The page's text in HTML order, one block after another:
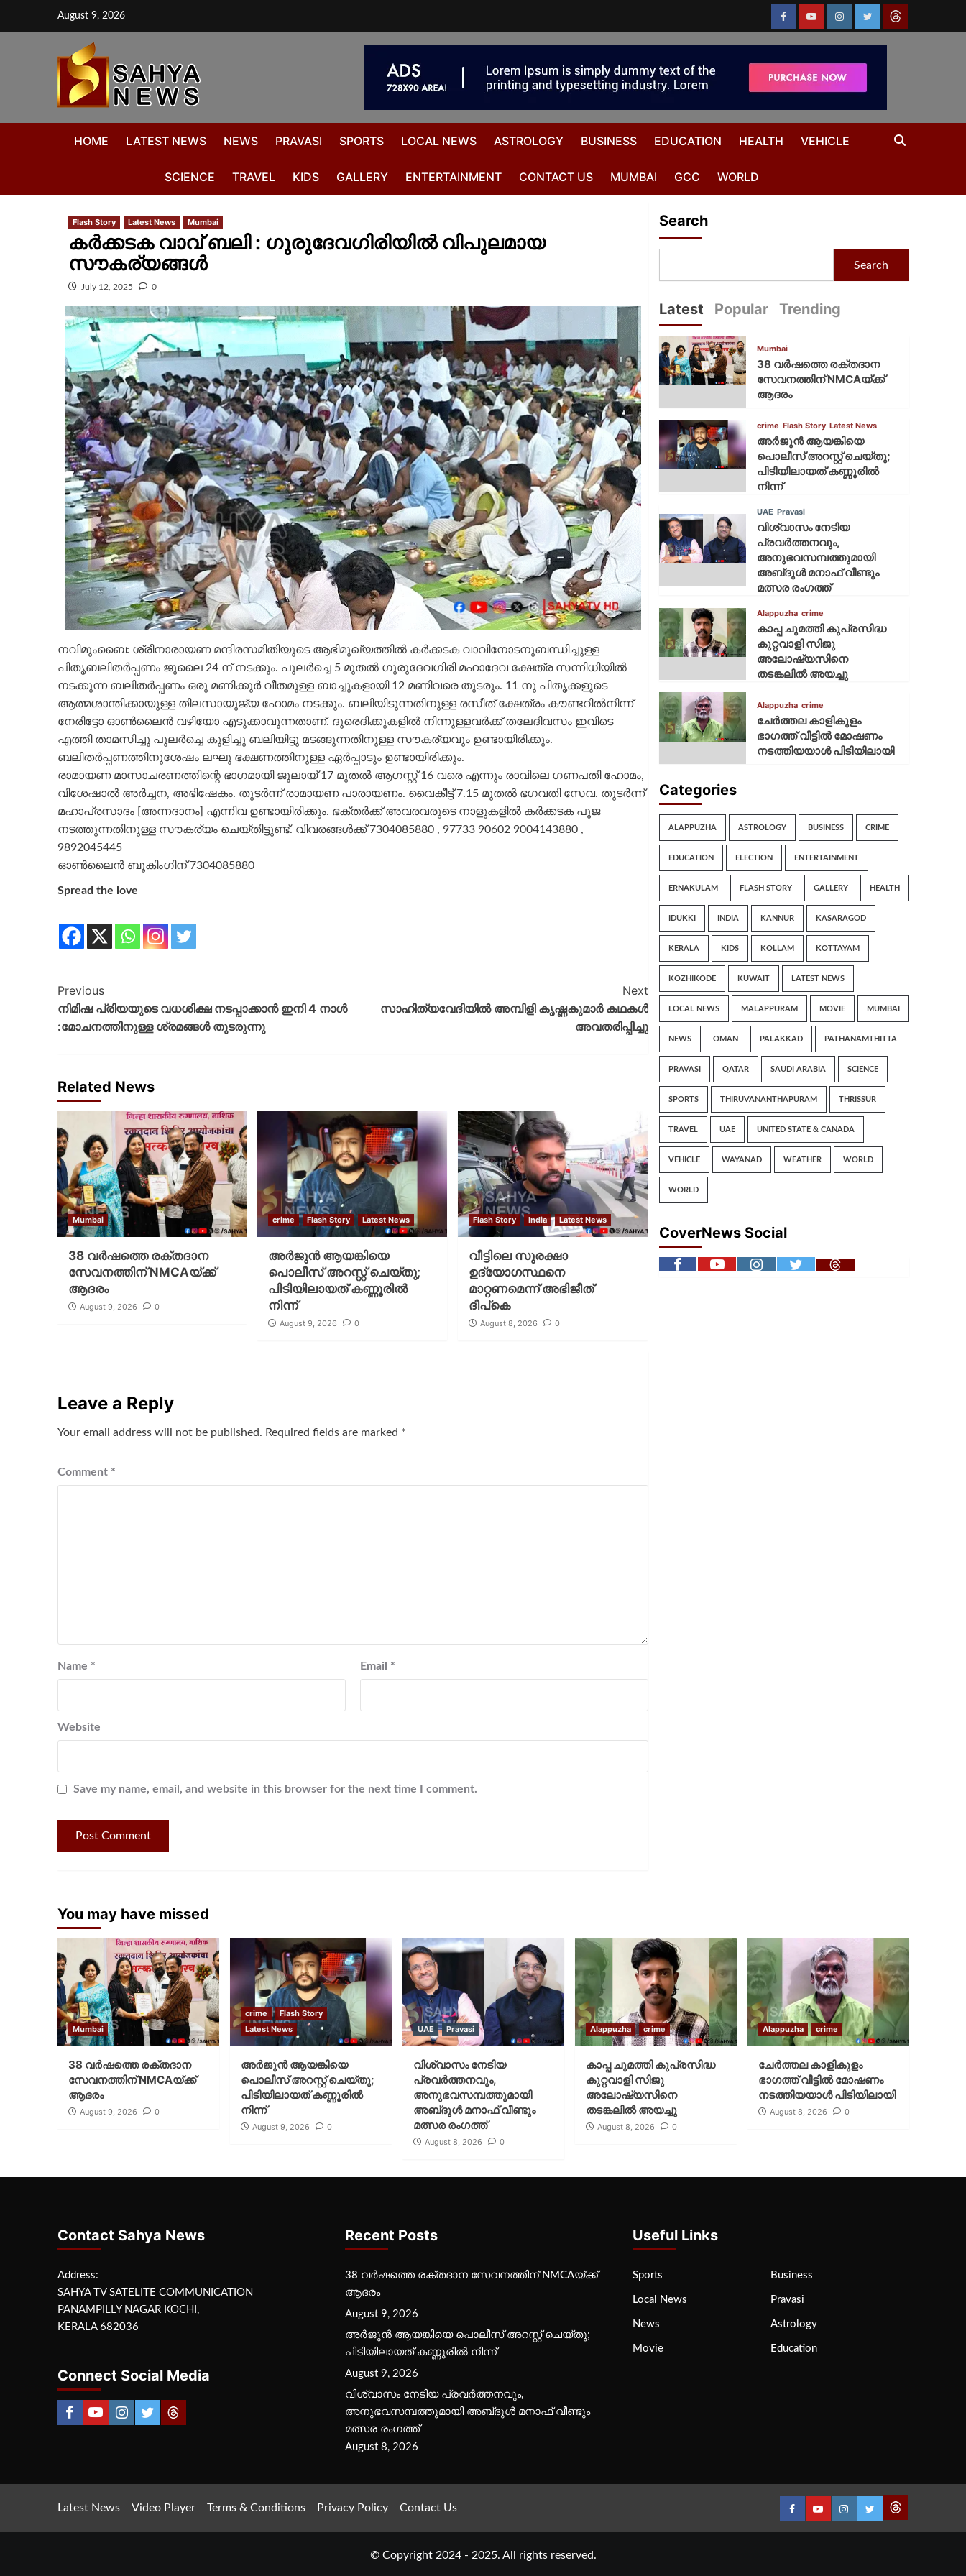
August 9, 2026
HOME LATEST NEWS NEWS PRAVASI SPORTS LOCAL NEWS ASTROLOGY BUSINESS EDUCATION HEALTH VEHICLE
SCIENCE TRAVEL KIDS GALLERY ENTERTAINMENT CONTACT US MUMBAI GCC WORLD
Flash Story Latest News Mumbai
കർക്കടക വാവ് ബലി : ഗുരുദേവഗിരിയിൽ വിപുലമായ
സൗകര്യങ്ങൾ
July 12, 2025 0
നവിമുംബൈ: ശ്രീനാരായണ മന്ദിരസമിതിയുടെ ആഭിമുഖ്യത്തിൽ കർക്കടക വാവിനോടനുബന്ധിച്ചുള്ള
പിതൃബലിതർപ്പണം ജൂലൈ 24 ന് നടക്കും. പുലർച്ചെ 5 മുതൽ ഗുരുദേവഗിരി മഹാദേവ ക്ഷേത്ര സന്നിധിയിൽ
നടക്കുന്ന ബലിതർപ്പണം ഒരു മണിക്കൂർ വീതമുള്ള ബാച്ചുകളായി 12 മണിവരെ തുടരും. 11 നു പിതൃക്കളുടെ
ആത്മശാന്തിക്കായുള്ള തിലസായൂജ്യ ഹോമം നടക്കും. ബലിയിടുന്നതിനുള്ള രസീത് ക്ഷേത്രം കൗണ്ടറിൽനിന്ന്
നേരിട്ടോ ഓൺലൈൻ വഴിയോ എടുക്കാവുന്നതാണ്. ദൂരെദിക്കുകളിൽ നിന്നുള്ളവർക്ക് തലേദിവസം ഇവിടെ
എത്തി താമസിച്ചു പുലർച്ചെ കുളിച്ചു ബലിയിട്ടു മടങ്ങുന്നതിനുള്ള സൗകര്യവും ഉണ്ടായിരിക്കും.
ബലിതർപ്പണത്തിനുശേഷം ലഘു ഭക്ഷണത്തിനുള്ള ഏർപ്പാടും ഉണ്ടായിരിക്കും.
രാമായണ മാസാചരണത്തിന്റെ ഭാഗമായി ജൂലായ് 17 മുതൽ ആഗസ്റ്റ് 16 വരെ എന്നും രാവിലെ ഗണപതി ഹോമം,
വിശേഷാൽ അർച്ചന, അഭിഷേകം. തുടർന്ന് രാമായണ പാരായണം. വൈകീട്ട് 7.15 മുതൽ ഭഗവതി സേവ. തുടർന്ന്
മഹാപ്രസാദം [അന്നദാനം] എന്നിവ ഉണ്ടായിരിക്കും. ഭക്തർക്ക് അവരവരുടെ നാളുകളിൽ കർക്കടക പൂജ
നടത്തുന്നതിനുള്ള സൗകര്യം ചെയ്തിട്ടുണ്ട്. വിവരങ്ങൾക്ക് 7304085880 , 97733 90602 9004143880 ,
9892045445
ഓൺലൈൻ ബൂകിംഗിന് 7304085880
Spread the love
Previous
നിമിഷ പ്രിയയുടെ വധശിക്ഷ നടപ്പാക്കാന്‍ ഇനി 4 നാള്‍
:മോചനത്തിനുള്ള ശ്രമങ്ങൾ തുടരുന്നു
Next
സാഹിത്യവേദിയിൽ അമ്പിളി കൃഷ്ണകുമാർ കഥകൾ
അവതരിപ്പിച്ചു
Related News
Mumbai
38 വർഷത്തെ രക്തദാന
സേവനത്തിന് NMCAയ്ക്ക്
ആദരം
August 9, 2026 0
crime Flash Story Latest News
അർജുൻ ആയങ്കിയെ
പൊലീസ് അറസ്റ്റ് ചെയ്‌തു;
പിടിയിലായത് കണ്ണൂരിൽ
നിന്ന്
August 9, 2026 0
Flash Story India Latest News
വീട്ടിലെ സുരക്ഷാ
ഉദ്യോഗസ്ഥനെ
മാറ്റണമെന്ന് അഭിജീത്
ദീപ്‌കെ
August 8, 2026 0
Leave a Reply
Your email address will not be published. Required fields are marked *
Comment *
Name * Email *
Website
Save my name, email, and website in this browser for the next time I comment.
Search
Search
Latest Popular Trending
Mumbai
38 വർഷത്തെ രക്തദാന
സേവനത്തിന് NMCAയ്ക്ക്
ആദരം
crime Flash Story Latest News
അർജുൻ ആയങ്കിയെ
പൊലീസ് അറസ്റ്റ് ചെയ്‌തു;
പിടിയിലായത് കണ്ണൂരിൽ
നിന്ന്
UAE Pravasi
വിശ്വാസം നേടിയ
പ്രവർത്തനവും,
അനുഭവസമ്പത്തുമായി
അബ്‌ദുൾ മനാഫ് വീണ്ടും
മത്സര രംഗത്ത്
Alappuzha crime
കാപ്പ ചുമത്തി കുപ്രസിദ്ധ
കുറ്റവാളി സിജു
അലോഷ്യസിനെ
തടങ്കലിൽ അയച്ചു
Alappuzha crime
ചേർത്തല കാളികുളം
ഭാഗത്ത് വീട്ടിൽ മോഷണം
നടത്തിയയാൾ പിടിയിലായി
Categories
ALAPPUZHA ASTROLOGY BUSINESS CRIME
EDUCATION ELECTION ENTERTAINMENT
ERNAKULAM FLASH STORY GALLERY HEALTH
IDUKKI INDIA KANNUR KASARAGOD
KERALA KIDS KOLLAM KOTTAYAM
KOZHIKODE KUWAIT LATEST NEWS
LOCAL NEWS MALAPPURAM MOVIE MUMBAI
NEWS OMAN PALAKKAD PATHANAMTHITTA
PRAVASI QATAR SAUDI ARABIA SCIENCE
SPORTS THIRUVANANTHAPURAM THRISSUR
TRAVEL UAE UNITED STATE & CANADA
VEHICLE WAYANAD WEATHER WORLD
WORLD
CoverNews Social
You may have missed
Mumbai
38 വർഷത്തെ രക്തദാന
സേവനത്തിന് NMCAയ്ക്ക്
ആദരം
August 9, 2026 0
crime
Flash Story
Latest News
അർജുൻ ആയങ്കിയെ
പൊലീസ് അറസ്റ്റ് ചെയ്‌തു;
പിടിയിലായത് കണ്ണൂരിൽ
നിന്ന്
August 9, 2026 0
UAE Pravasi
വിശ്വാസം നേടിയ
പ്രവർത്തനവും,
അനുഭവസമ്പത്തുമായി
അബ്‌ദുൾ മനാഫ് വീണ്ടും
മത്സര രംഗത്ത്
August 8, 2026 0
Alappuzha crime
കാപ്പ ചുമത്തി കുപ്രസിദ്ധ
കുറ്റവാളി സിജു
അലോഷ്യസിനെ
തടങ്കലിൽ അയച്ചു
August 8, 2026 0
Alappuzha crime
ചേർത്തല കാളികുളം
ഭാഗത്ത് വീട്ടിൽ മോഷണം
നടത്തിയയാൾ പിടിയിലായി
August 8, 2026 0
Contact Sahya News
Address:
SAHYA TV SATELITE COMMUNICATION
PANAMPILLY NAGAR KOCHI,
KERALA 682036
Connect Social Media
Recent Posts
38 വർഷത്തെ രക്തദാന സേവനത്തിന് NMCAയ്ക്ക്
ആദരം
August 9, 2026
അർജുൻ ആയങ്കിയെ പൊലീസ് അറസ്റ്റ് ചെയ്‌തു;
പിടിയിലായത് കണ്ണൂരിൽ നിന്ന്
August 9, 2026
വിശ്വാസം നേടിയ പ്രവർത്തനവും,
അനുഭവസമ്പത്തുമായി അബ്‌ദുൾ മനാഫ് വീണ്ടും
മത്സര രംഗത്ത്
August 8, 2026
Useful Links
Sports Business
Local News Pravasi
News Astrology
Movie Education
Latest News Video Player Terms & Conditions Privacy Policy Contact Us
© Copyright 2024 - 2025. All rights reserved.